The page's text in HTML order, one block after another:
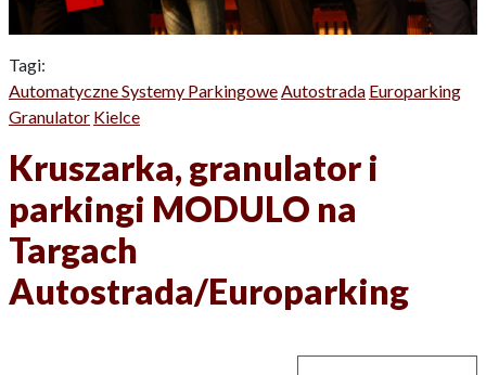
Tagi:
Automatyczne Systemy ParkingoweAutostrada Europarking
Granulator Kielce
Kruszarka, granulator i
parkingi MODULO na
Targach
Autostrada/Europarking